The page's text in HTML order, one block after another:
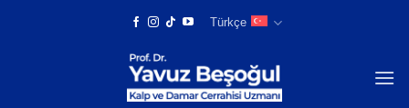
Türkçe